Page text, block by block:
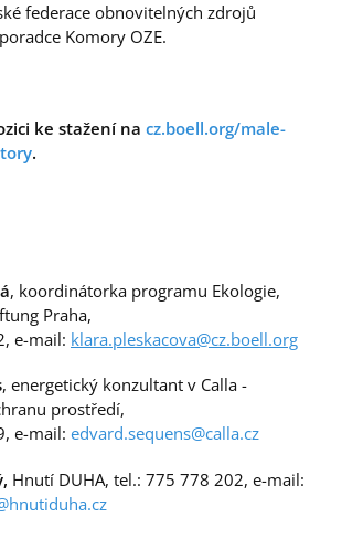
federace obnovitelných zdrojů
Komory OZE.
ke stažení na cz.boell.org/male-
.
, koordinátorka programu Ekologie,
Praha,
e-mail: klara.pleskacova@cz.boell.org
, energetický konzultant v Calla -
prostředí,
e-mail: edvard.sequens@calla.cz
Hnutí DUHA, tel.: 775 778 202, e-mail: